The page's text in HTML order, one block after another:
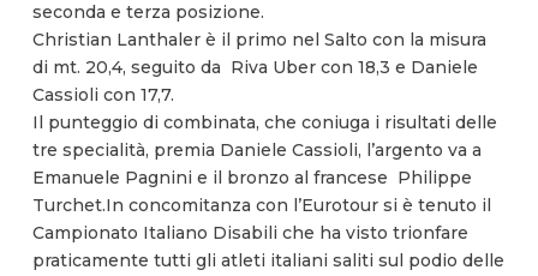
seconda e terza posizione.
Christian Lanthaler è il primo nel Salto con la misura
di mt. 20,4, seguito da Riva Uber con 18,3 e Daniele
Cassioli con 17,7.
Il punteggio di combinata, che coniuga i risultati delle
tre specialità, premia Daniele Cassioli, l’argento va a
Emanuele Pagnini e il bronzo al francese Philippe
Turchet.In concomitanza con l’Eurotour si è tenuto il
Campionato Italiano Disabili che ha visto trionfare
praticamente tutti gli atleti italiani saliti sul podio delle